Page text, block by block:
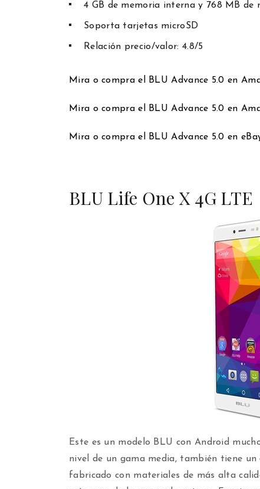
4 GB de memoria interna y 768 MB de
Soporta tarjetas microSD
Relación precio/valor: 4.8/5
Mira o compra el BLU Advance 5.0 en
Mira o compra el BLU Advance 5.0 en
Mira o compra el BLU Advance 5.0 en
BLU Life One X 4G LTE
Este es un modelo BLU con Android
nivel de un gama media, también tiene
fabricado con materiales de más alta